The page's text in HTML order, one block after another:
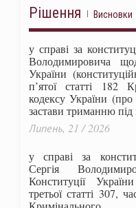
Рішення Висновки
у справі за
Володимировича
України
п’ятої статті 182
кодексу України (про
застави триманню
Липень, 21 / 2026
у справі за
Сергія
Конституції
третьої статті 307,